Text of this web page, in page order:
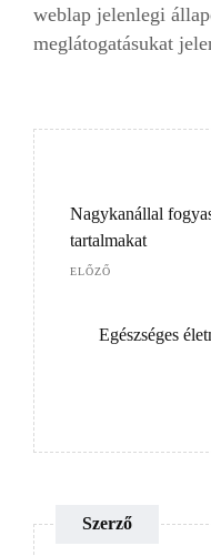
weblap jelenlegi
meglátogatásukat
Nagykanállal
tartalmakat
ELŐZŐ
Egészséges
Szerző